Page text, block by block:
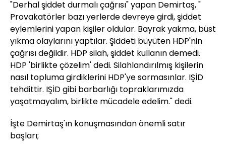
"Derhal şiddet durmalı çağrısı" yapan Demirtaş, "
Provakatörler bazı yerlerde devreye girdi, şiddet
eylemlerini yapan kişiler oldular. Bayrak yakma, büst
yıkma olaylarını yaptılar. Şiddeti büyüten HDP'nin
çağrısı değildir. HDP silah, şiddet kullanın demedi.
HDP 'birlikte çözelim' dedi. Silahlandırılmış kişilerin
nasıl topluma girdiklerini HDP'ye sormasınlar. IŞİD
tehdittir. IŞİD gibi barbarlığı topraklarımızda
yaşatmayalım, birlikte mücadele edelim." dedi.
İşte Demirtaş'ın konuşmasından önemli satır
başları;